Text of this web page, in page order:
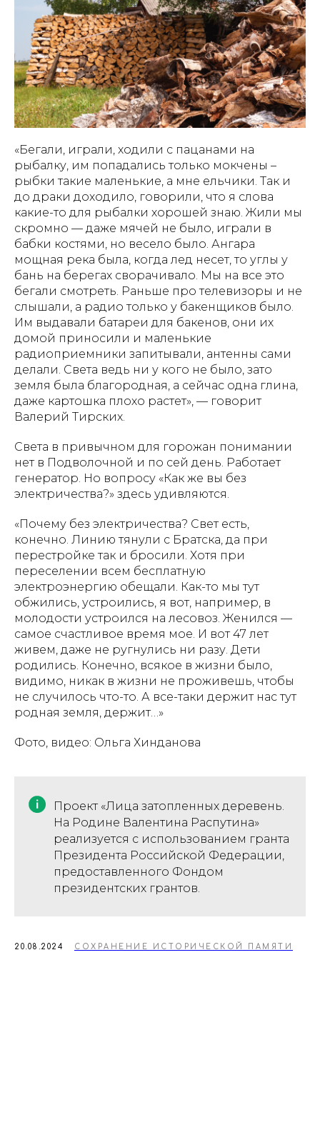
«Бегали, играли, ходили с пацанами на
рыбалку, им попадались только мокчены –
рыбки такие маленькие, а мне ельчики. Так и
до драки доходило, говорили, что я слова
какие-то для рыбалки хорошей знаю. Жили мы
скромно — даже мячей не было, играли в
бабки костями, но весело было. Ангара
мощная река была, когда лед несет, то углы у
бань на берегах сворачивало. Мы на все это
бегали смотреть. Раньше про телевизоры и не
слышали, а радио только у бакенщиков было.
Им выдавали батареи для бакенов, они их
домой приносили и маленькие
радиоприемники запитывали, антенны сами
делали. Света ведь ни у кого не было, зато
земля была благородная, а сейчас одна глина,
даже картошка плохо растет», — говорит
Валерий Тирских.
Света в привычном для горожан понимании
нет в Подволочной и по сей день. Работает
генератор. Но вопросу «Как же вы без
электричества?» здесь удивляются.
«Почему без электричества? Свет есть,
конечно. Линию тянули с Братска, да при
перестройке так и бросили. Хотя при
переселении всем бесплатную
электроэнергию обещали. Как-то мы тут
обжились, устроились, я вот, например, в
молодости устроился на лесовоз. Женился —
самое счастливое время мое. И вот 47 лет
живем, даже не ругнулись ни разу. Дети
родились. Конечно, всякое в жизни было,
видимо, никак в жизни не проживешь, чтобы
не случилось что-то. А все-таки держит нас тут
родная земля, держит…»
Фото, видео: Ольга Хинданова
Проект «Лица затопленных деревень.
На Родине Валентина Распутина»
реализуется с использованием гранта
Президента Российской Федерации,
предоставленного Фондом
президентских грантов.
20.08.2024 СОХРАНЕНИЕ ИСТОРИЧЕСКОЙ ПАМЯТИ